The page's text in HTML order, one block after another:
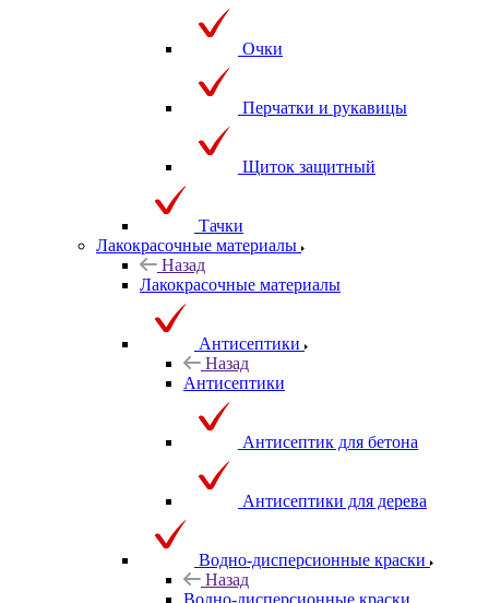
Очки
Перчатки и рукавицы
Щиток защитный
Тачки
Лакокрасочные материалы
Назад
Лакокрасочные материалы
Антисептики
Назад
Антисептики
Антисептик для бетона
Антисептики для дерева
Водно-дисперсионные краски
Назад
Водно-дисперсионные краски